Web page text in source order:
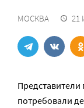
МОСКВА 21
Представители
потребовали